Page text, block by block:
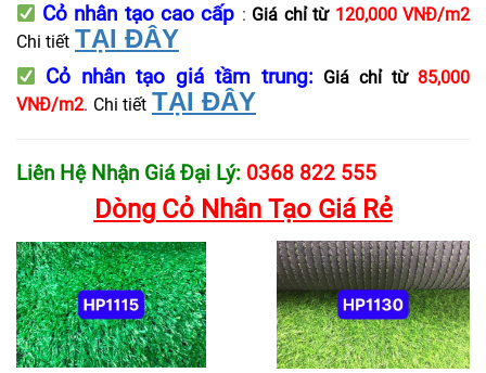
Cỏ nhân tạo cao cấp : Giá chỉ từ 120,000 VNĐ/m2
Chi tiết TẠI ĐÂY
Cỏ nhân tạo giá tầm trung: Giá chỉ từ 85,000
VNĐ/m2. Chi tiết TẠI ĐÂY
Liên Hệ Nhận Giá Đại Lý: 0368 822 555
Dòng Cỏ Nhân Tạo Giá Rẻ